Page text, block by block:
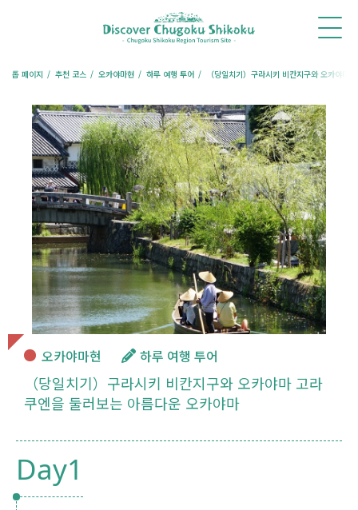
톱 페이지 추천 코스 오카야마현 하루 여행 투어 （당일치기）구라시키 비칸지구와 오카야마
오카야마현 하루 여행 투어
（당일치기）구라시키 비칸지구와 오카야마 고라
쿠엔을 둘러보는 아름다운 오카야마
Day1
체
험・
추천
코스
여행
칼럼
레스토랑
예약